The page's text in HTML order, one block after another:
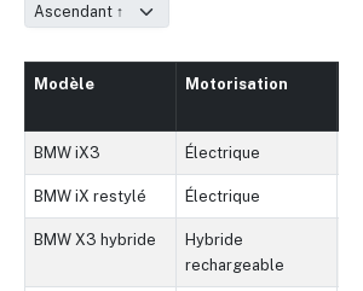
Modèle Motorisation
BMW iX3 Électrique
BMW iX restylé Électrique
BMW X3 hybride
Hybride
rechargeable